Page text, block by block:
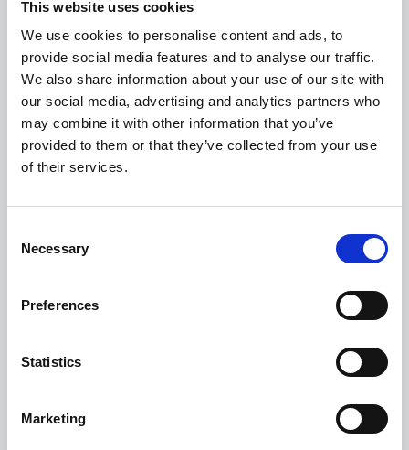
This website uses cookies
We use cookies to personalise content and ads, to
provide social media features and to analyse our traffic.
We also share information about your use of our site with
our social media, advertising and analytics partners who
may combine it with other information that you’ve
provided to them or that they’ve collected from your use
of their services.
Selection
Necessary
Preferences
Statistics
Marketing
estándar para responder a las
necesidades del negocio, ayuda al
diagnóstico y a los tests.
Indicadores clave
Te ayudamos a implantar y hacer